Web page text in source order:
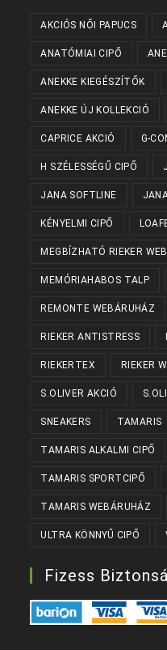
AKCIÓS NŐI PAPUCS
ANATÓMIAI CIPŐ
ANEKKE KIEGÉSZÍTŐK
ANEKKE ÚJ KOLLEKCIÓ
CAPRICE AKCIÓ G-
H SZÉLESSÉGŰ CIPŐ
JANA SOFTLINE
KÉNYELMI CIPŐ
MEGBÍZHATÓ RIEKER
MEMÓRIAHABOS TALP
REMONTE WEBÁRUHÁZ
RIEKER ANTISTRESS
RIEKERTEX RIEKER
S.OLIVER AKCIÓ
SNEAKERS TAMARIS
TAMARIS ALKALMI CIPŐ
TAMARIS SPORTCIPŐ
TAMARIS WEBÁRUHÁZ
ULTRA KÖNNYŰ CIPŐ
Fizess